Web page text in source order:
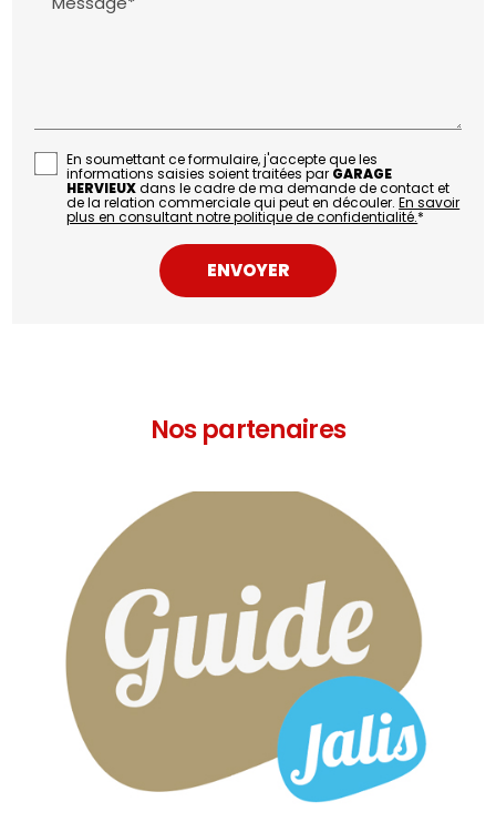
En soumettant ce formulaire, j'accepte que les
informations saisies soient traitées par GARAGE
HERVIEUXdans le cadre de ma demande de contact et
de la relation commerciale qui peut en découler.En savoir
plus en consultant notre politique de confidentialité.*
Nos partenaires